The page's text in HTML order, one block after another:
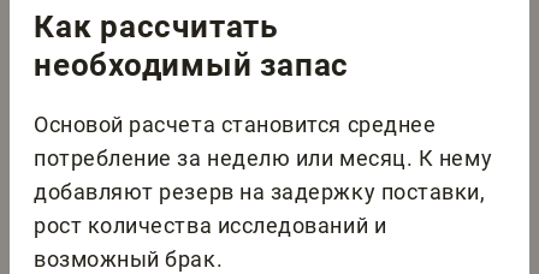
Как рассчитать
необходимый запас
Основой расчета становится среднее
потребление за неделю или месяц. К нему
добавляют резерв на задержку поставки,
рост количества исследований и
возможный брак.